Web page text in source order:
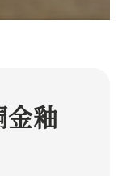
金釉